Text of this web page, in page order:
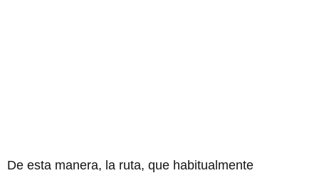
De esta manera, la ruta, que habitualmente